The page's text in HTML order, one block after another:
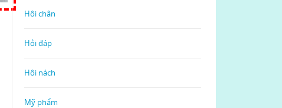
Hôi chân
Hỏi đáp
Hôi nách
Mỹ phẩm